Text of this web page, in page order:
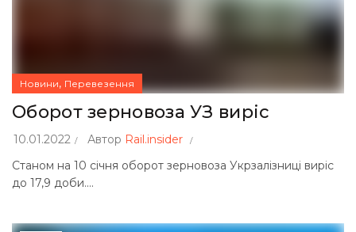
Новини, Перевезення
Оборот зерновоза УЗ виріс
10.01.2022 Автор Rail.insider
Станом на 10 січня оборот зерновоза Укрзалізниці виріс
до 17,9 доби....